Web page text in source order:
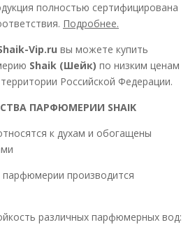
полностью сертифицирована
Подробнее.
Vip.ru вы можете купить
Shaik (Шейк) по низким ценам
Российской Федерации.
ПАРФЮМЕРИИ SHAIK
к духам и обогащены
парфюмерии производится
различных парфюмерных вод: